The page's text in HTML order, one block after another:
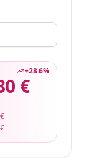
+28.6%
€